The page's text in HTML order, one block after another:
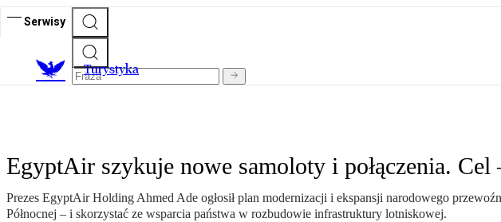
Serwisy
Turystyka
EgyptAir szykuje nowe samoloty i połączenia.
Prezes EgyptAir Holding Ahmed Ade ogłosił plan modernizacji i ekspansji narodowego
Północnej – i skorzystać ze wsparcia państwa w rozbudowie infrastruktury lotniskowej.